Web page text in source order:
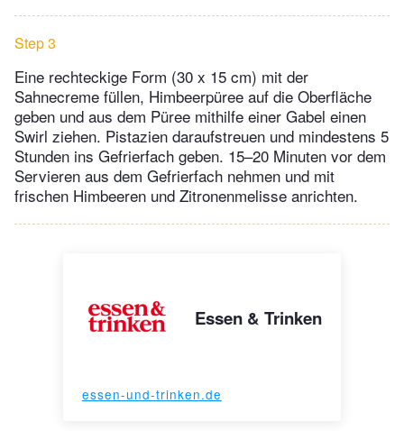
Step 3
Eine rechteckige Form (30 x 15 cm) mit der
Sahnecreme füllen, Himbeerpüree auf die Oberfläche
geben und aus dem Püree mithilfe einer Gabel einen
Swirl ziehen. Pistazien daraufstreuen und mindestens 5
Stunden ins Gefrierfach geben. 15–20 Minuten vor dem
Servieren aus dem Gefrierfach nehmen und mit
frischen Himbeeren und Zitronenmelisse anrichten.
Essen & Trinken
essen-und-trinken.de